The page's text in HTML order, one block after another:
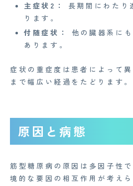
主症状2：
長期間にわたり
ります。
付随症状：
他の臓器系に
あります。
症状の重症度は患者によって
まで幅広い経過をたどります。
原因と病態
筋型糖原病の原因は多因子性
境的な要因の相互作用が考え